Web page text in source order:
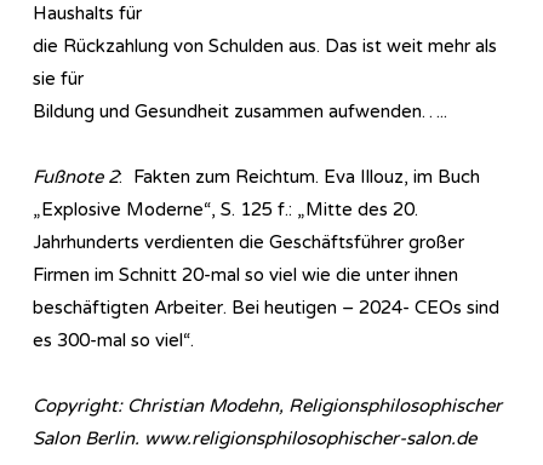
Haushalts für
die Rückzahlung von Schulden aus. Das ist weit mehr als
sie für
Bildung und Gesundheit zusammen aufwenden…..
Fußnote 2: Fakten zum Reichtum. Eva Illouz, im Buch
„Explosive Moderne“, S. 125 f.: „Mitte des 20.
Jahrhunderts verdienten die Geschäftsführer großer
Firmen im Schnitt 20-mal so viel wie die unter ihnen
beschäftigten Arbeiter. Bei heutigen – 2024- CEOs sind
es 300-mal so viel“.
Copyright: Christian Modehn, Religionsphilosophischer
Salon Berlin. www.religionsphilosophischer-salon.de